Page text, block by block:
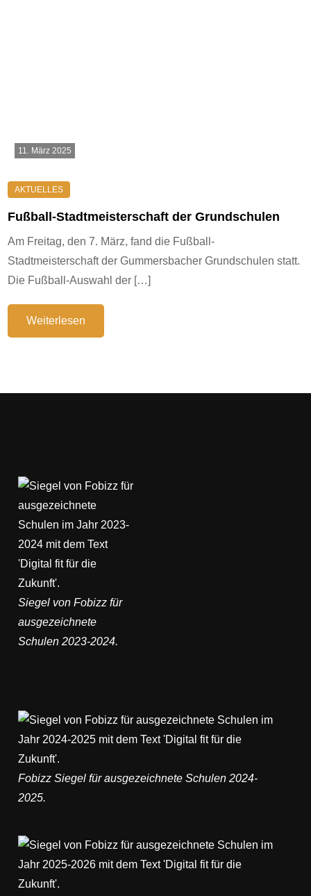
11. März 2025
Fußball-Stadtmeisterschaft der Grundschulen
Am Freitag, den 7. März, fand die Fußball-
Stadtmeisterschaft der Gummersbacher Grundschulen statt.
Die Fußball-Auswahl der […]
Weiterlesen
Siegel von Fobizz für
ausgezeichnete
Schulen 2023-2024.
Fobizz Siegel für ausgezeichnete Schulen 2024-
2025.